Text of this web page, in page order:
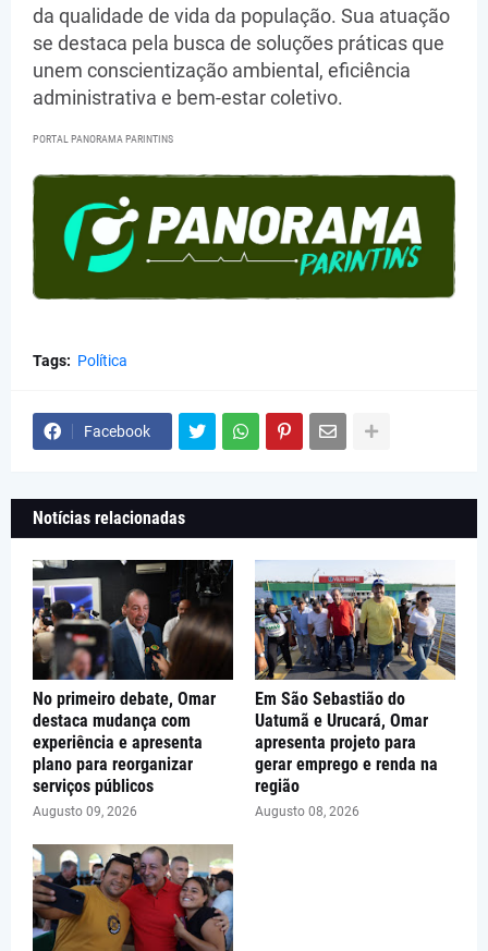
da qualidade de vida da população. Sua atuação
se destaca pela busca de soluções práticas que
unem conscientização ambiental, eficiência
administrativa e bem-estar coletivo.
PORTAL PANORAMA PARINTINS
Tags: Política
Facebook
Notícias relacionadas
No primeiro debate, Omar
destaca mudança com
experiência e apresenta
plano para reorganizar
serviços públicos
Augusto 09, 2026
Em São Sebastião do
Uatumã e Urucará, Omar
apresenta projeto para
gerar emprego e renda na
região
Augusto 08, 2026